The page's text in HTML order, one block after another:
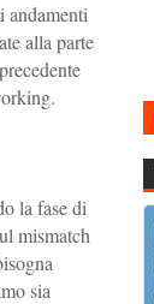
andamenti
alla parte
la fase di
mismatch
sia